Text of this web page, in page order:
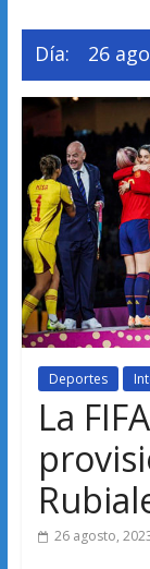
Día: 26
Deportes
La
26 agosto,